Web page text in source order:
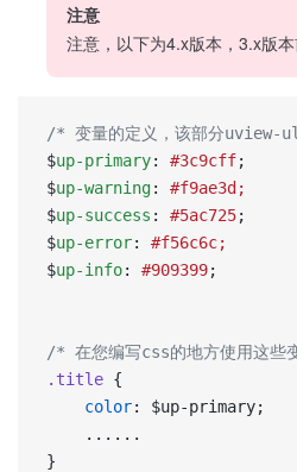
注意
注意，以下为4.x版本，3.x版本
/* 变量的定义，该部分uview-
$up-primary: #3c9cff;
$up-warning: #f9ae3d;
$up-success : #5ac725;
$up-error: #f56c6c;
$up-info: #909399;
/* 在您编写css的地方使用这
.title {
	color
: $up-primary;
	......
}